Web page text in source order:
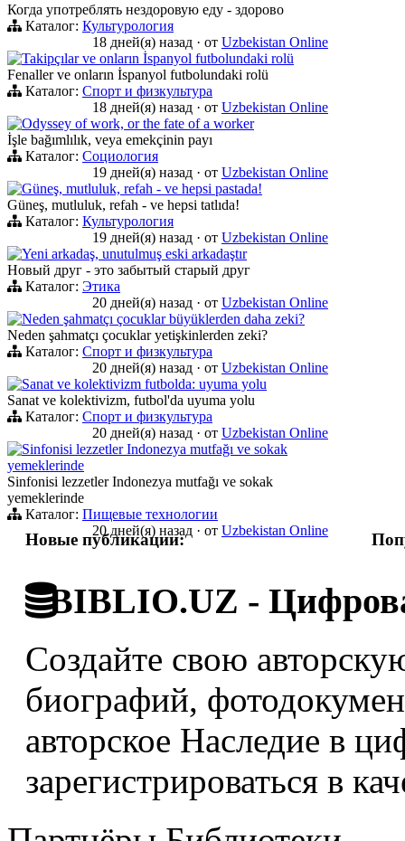
Когда употреблять нездоровую еду - здорово
Каталог: Культурология
18 дней(я) назад · от Uzbekistan Online
Takipçılar ve onların İspanyol futbolundaki rolü
Fenaller ve onların İspanyol futbolundaki rolü
Каталог: Спорт и физкультура
18 дней(я) назад · от Uzbekistan Online
Odyssey of work, or the fate of a worker
İşle bağımlılık, veya emekçinin payı
Каталог: Социология
19 дней(я) назад · от Uzbekistan Online
Güneş, mutluluk, refah - ve hepsi pastada!
Güneş, mutluluk, refah - ve hepsi tatlıda!
Каталог: Культурология
19 дней(я) назад · от Uzbekistan Online
Yeni arkadaş, unutulmuş eski arkadaştır
Новый друг - это забытый старый друг
Каталог: Этика
20 дней(я) назад · от Uzbekistan Online
Neden şahmatçı çocuklar büyüklerden daha zeki?
Neden şahmatçı çocuklar yetişkinlerden zeki?
Каталог: Спорт и физкультура
20 дней(я) назад · от Uzbekistan Online
Sanat ve kolektivizm futbolda: uyuma yolu
Sanat ve kolektivizm, futbol'da uyuma yolu
Каталог: Спорт и физкультура
20 дней(я) назад · от Uzbekistan Online
Sinfonisi lezzetler Indonezya mutfağı ve sokak
yemeklerinde
Sinfonisi lezzetler Indonezya mutfağı ve sokak
yemeklerinde
Каталог: Пищевые технологии
20 дней(я) назад · от Uzbekistan Online
Новые публикации:
BIBLIO.UZ -
Создайте свою
биографий,
авторское Наследие в
зарегистрироваться в